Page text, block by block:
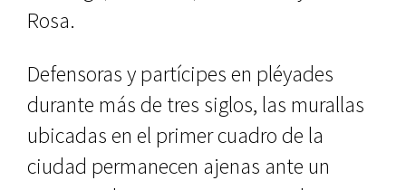
Rosa.
Defensoras y partícipes en plé­yades
durante más de tres siglos, las murallas
ubicadas en el primer cua­dro de la
ciudad permanecen ajenas ante un